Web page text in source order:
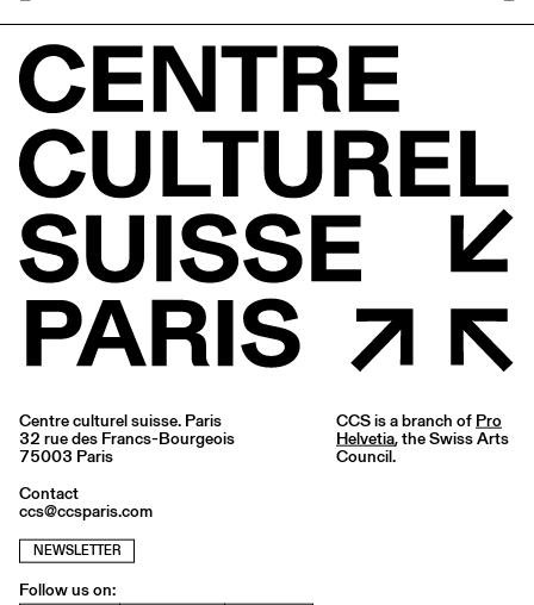
Centre culturel suisse. Paris
32 rue des Francs-Bourgeois
75003 Paris
Contact
ccs@ccsparis.com
NEWSLETTER
Follow us on:
CCS is a branch of Pro
Helvetia, the Swiss Arts
Council.